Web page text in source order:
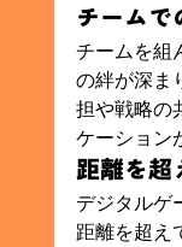
チームで
チームを組
の絆が深ま
担や戦略の
ケーション
距離を超
デジタルゲ
距離を超え